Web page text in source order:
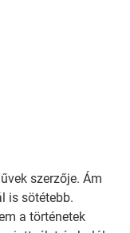
szerzője. Ám
is sötétebb.
a történetek